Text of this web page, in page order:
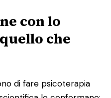
con lo
che
di fare psicoterapia